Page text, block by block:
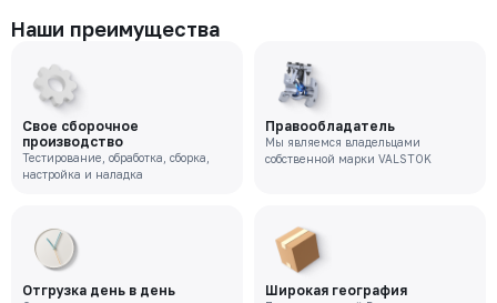
Наши преимущества
Свое сборочное
производство
Тестирование, обработка, сборка,
настройка и наладка
Правообладатель
Мы являемся владельцами
собственной марки VALSTOK
Отгрузка день в день Широкая география